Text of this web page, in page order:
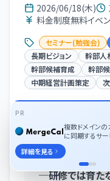
2026/06/18(木)
料金制度無料イベ
セミナー(勉強会)
長期ビジョン
幹部人
幹部候補育成
幹部
中期経営計画策定
食品製造業にお
─研修では育た
PR
複数ドメイン
に同期するサー
詳細を見る